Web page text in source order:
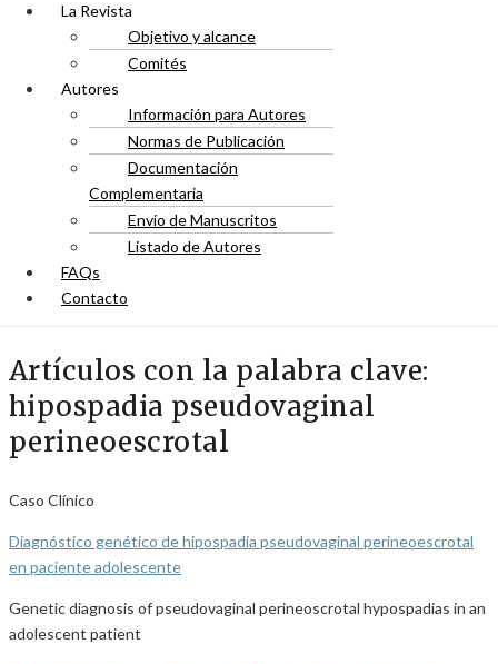
La Revista
Objetivo y alcance
Comités
Autores
Información para Autores
Normas de Publicación
Documentación
Complementaria
Envío de Manuscritos
Listado de Autores
FAQs
Contacto
Artículos con la palabra clave:
hipospadia pseudovaginal
perineoescrotal
Caso Clínico
Diagnóstico genético de hipospadia pseudovaginal perineoescrotal
en paciente adolescente
Genetic diagnosis of pseudovaginal perineoscrotal hypospadias in an
adolescent patient